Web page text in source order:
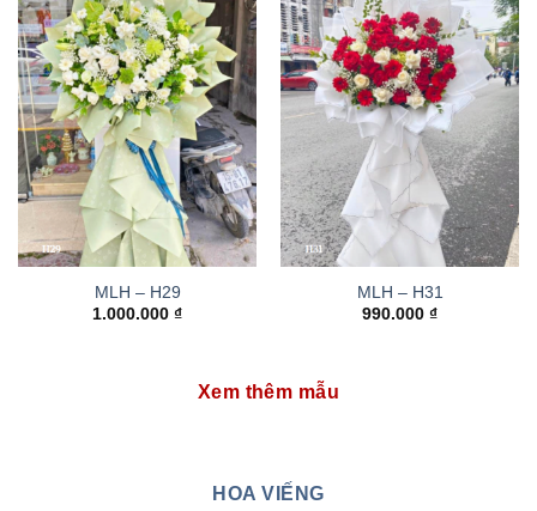
MLH – H29
1.000.000 ₫
MLH – H31
990.000 ₫
Xem thêm mẫu
HOA VIẾNG